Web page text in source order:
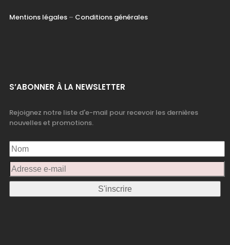
Mentions légales– Conditions générales
S’ABONNER À LA NEWSLETTER
Rejoignez notre liste d'e-mail pour recevoir les dernières
nouvelles et promotions.